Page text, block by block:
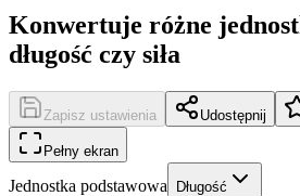
Konwertuje różne
długość czy siła
Zapisz ustawienia Udostępnij
Pełny ekran
Jednostka podstawowa Długość